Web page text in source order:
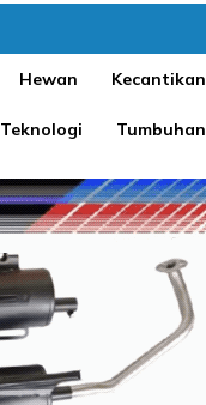
Hewan Kecantikan
Teknologi Tumbuhan